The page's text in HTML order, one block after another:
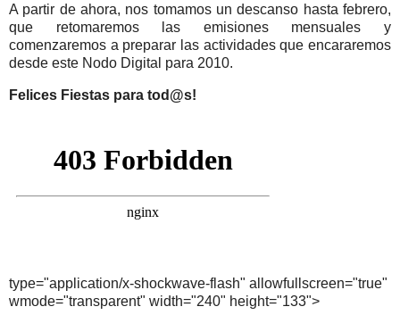
A partir de ahora, nos tomamos un descanso hasta febrero,
que retomaremos las emisiones mensuales y
comenzaremos a preparar las actividades que encararemos
desde este Nodo Digital para 2010.
Felices Fiestas para tod@s!
type="application/x-shockwave-flash" allowfullscreen="true"
wmode="transparent" width="240" height="133">